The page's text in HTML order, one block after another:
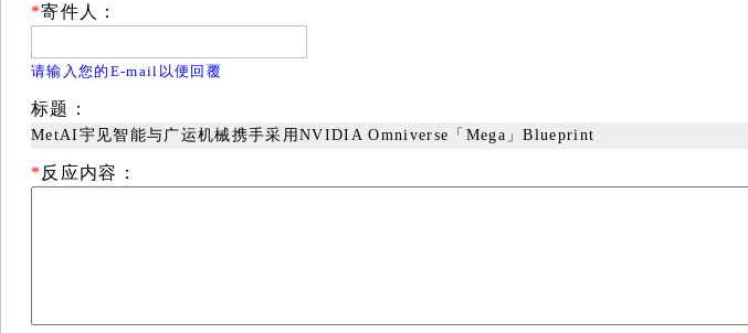
*寄件人：
请输入您的E-mail以便回覆
标题：
MetAI宇见智能与广运机械携手采用NVIDIA Omniverse「Mega」Blueprint
* 反应内容：